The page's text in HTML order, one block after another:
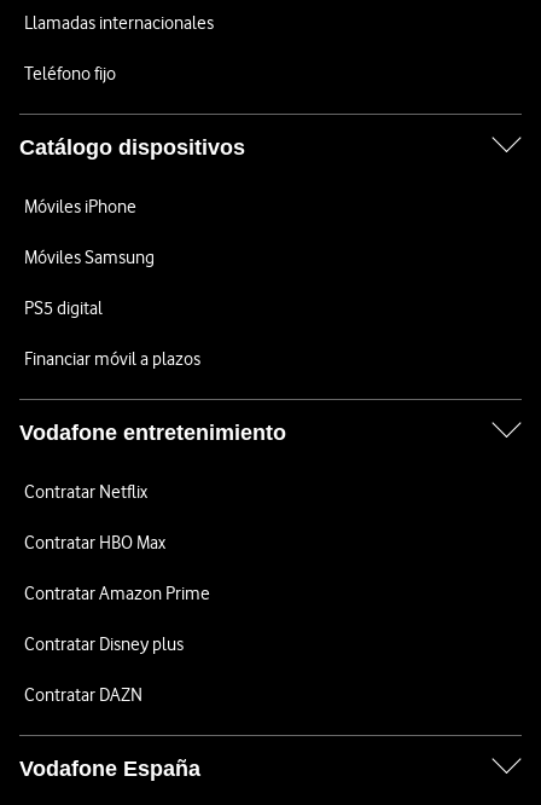
Llamadas internacionales
Teléfono fijo
Catálogo dispositivos
Móviles iPhone
Móviles Samsung
PS5 digital
Financiar móvil a plazos
Vodafone entretenimiento
Contratar Netflix
Contratar HBO Max
Contratar Amazon Prime
Contratar Disney plus
Contratar DAZN
Vodafone España